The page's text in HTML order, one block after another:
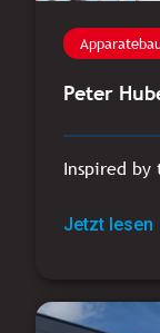
Peter
Inspired by
Jetzt lesen